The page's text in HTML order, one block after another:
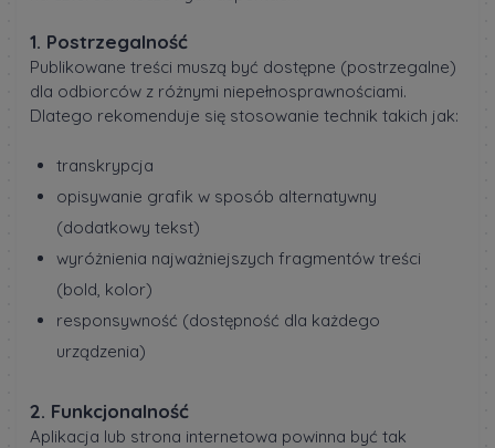
1. Postrzegalność
Publikowane treści muszą być dostępne (postrzegalne)
dla odbiorców z różnymi niepełnosprawnościami.
Dlatego rekomenduje się stosowanie technik takich jak:
transkrypcja
opisywanie grafik w sposób alternatywny
(dodatkowy tekst)
wyróżnienia najważniejszych fragmentów treści
(bold, kolor)
responsywność (dostępność dla każdego
urządzenia)
2. Funkcjonalność
Aplikacja lub strona internetowa powinna być tak